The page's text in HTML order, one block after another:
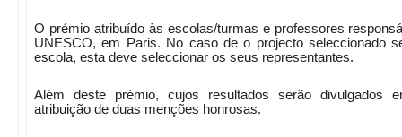
O prémio atribuído às escolas/turmas e professores
UNESCO,em Paris. No caso de o projecto seleccionado
escola, esta deve seleccionar os seus representantes.
Além deste prémio, cujos resultados serão divulgados
atribuição de duas menções honrosas.